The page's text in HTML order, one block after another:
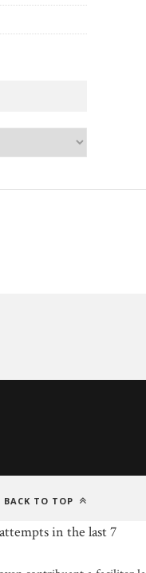
BACK TO TOP
attempts in the last 7